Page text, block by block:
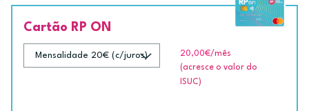
Cartão RP ON
20,00€/mês
(acresce o valor do
ISUC)